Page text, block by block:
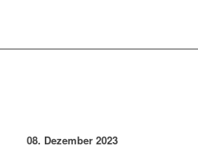
08. Dezember 2023